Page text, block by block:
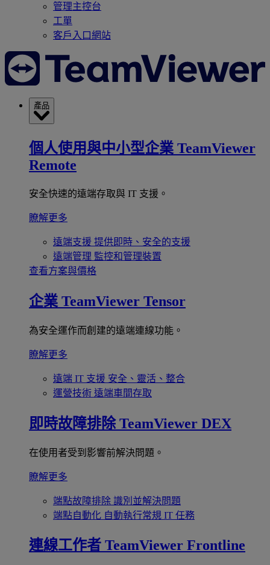
管理主控台
工單
客戶入口網站
產品
個人使用與中小型企業 TeamViewer
Remote
安全快速的遠端存取與 IT 支援。
瞭解更多
遠端支援 提供即時、安全的支援
遠端管理 監控和管理裝置
查看方案與價格
企業 TeamViewer Tensor
為安全運作而創建的遠端連線功能。
瞭解更多
遠端 IT 支援 安全、靈活、整合
運營技術 遠端車間存取
即時故障排除 TeamViewer DEX
在使用者受到影響前解決問題。
瞭解更多
端點故障排除 識別並解決問題
端點自動化 自動執行常規 IT 任務
連線工作者 TeamViewer Frontline